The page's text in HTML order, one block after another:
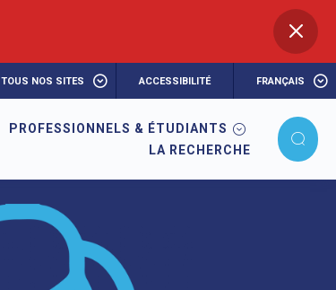
TOUS NOS SITES ACCESSIBILITÉ FRANÇAIS
PROFESSIONNELS & ÉTUDIANTS
LA RECHERCHE